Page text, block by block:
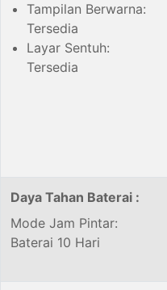
Tampilan Berwarna:
Tersedia
Layar Sentuh:
Tersedia
Daya Tahan Baterai :
Mode Jam Pintar:
Baterai 10 Hari